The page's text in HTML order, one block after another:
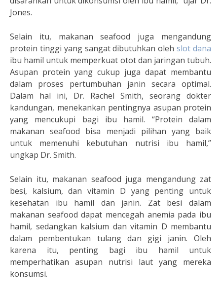
Jones.
Selain itu, makanan seafood juga mengandung
protein tinggi yang sangat dibutuhkan olehslot dana
ibu hamil untuk memperkuat otot dan jaringan tubuh.
Asupan protein yang cukup juga dapat membantu
dalam proses pertumbuhan janin secara optimal.
Dalam hal ini, Dr. Rachel Smith, seorang dokter
kandungan, menekankan pentingnya asupan protein
yang mencukupi bagi ibu hamil. “Protein dalam
makanan seafood bisa menjadi pilihan yang baik
untuk memenuhi kebutuhan nutrisi ibu hamil,”
ungkap Dr. Smith.
Selain itu, makanan seafood juga mengandung zat
besi, kalsium, dan vitamin D yang penting untuk
kesehatan ibu hamil dan janin. Zat besi dalam
makanan seafood dapat mencegah anemia pada ibu
hamil, sedangkan kalsium dan vitamin D membantu
dalam pembentukan tulang dan gigi janin. Oleh
karena itu, penting bagi ibu hamil untuk
memperhatikan asupan nutrisi laut yang mereka
konsumsi.